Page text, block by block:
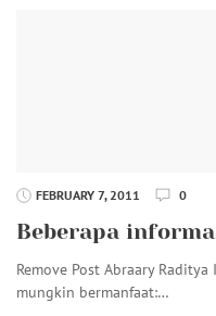
FEBRUARY 7, 2011 0
Beberapa
Remove Post Abraary
mungkin bermanfaat:…